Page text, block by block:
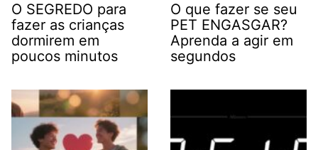
O SEGREDO para
fazer as crianças
dormirem em
poucos minutos
O que fazer se seu
PET ENGASGAR?
Aprenda a agir em
segundos